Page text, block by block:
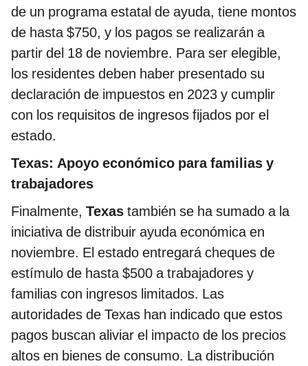
de un programa estatal de ayuda, tiene montos
de hasta $750, y los pagos se realizarán a
partir del 18 de noviembre. Para ser elegible,
los residentes deben haber presentado su
declaración de impuestos en 2023 y cumplir
con los requisitos de ingresos fijados por el
estado.
Texas: Apoyo económico para familias y
trabajadores
Finalmente, Texas también se ha sumado a la
iniciativa de distribuir ayuda económica en
noviembre. El estado entregará cheques de
estímulo de hasta $500 a trabajadores y
familias con ingresos limitados. Las
autoridades de Texas han indicado que estos
pagos buscan aliviar el impacto de los precios
altos en bienes de consumo. La distribución